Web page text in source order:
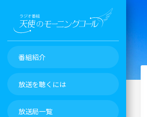
番組紹介
放送を聴くには
放送局一覧